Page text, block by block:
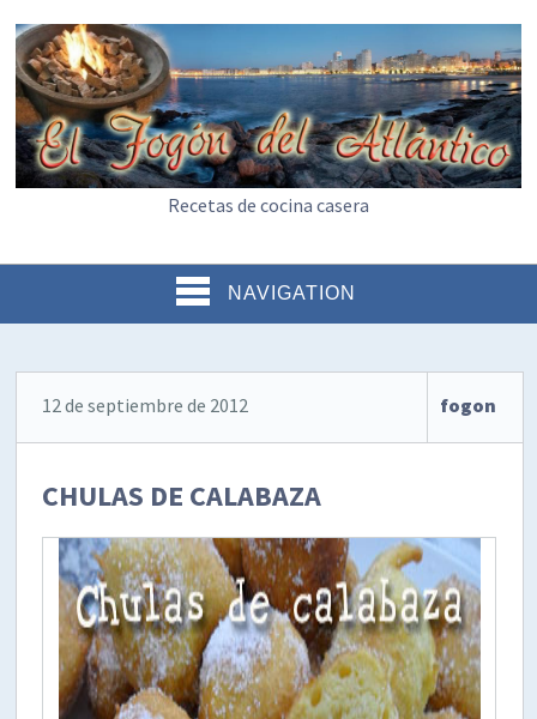
Recetas de cocina casera
NAVIGATION
12 de septiembre de 2012 fogon
CHULAS DE CALABAZA